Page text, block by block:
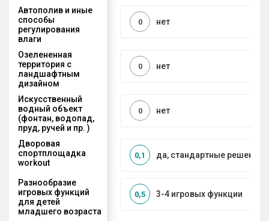
Автополив и иные
способы
регулирования
влаги
нет
0
Озелененная
территория с
ландшафтным
дизайном
нет
0
Искусственный
водный объект
(фонтан, водопад,
пруд, ручей и пр. )
нет
0
Дворовая
спортплощадка
workout
да, стандартные решения
0,1
Разнообразие
игровых функций
для детей
младшего возраста
3-4 игровых функции
0,5